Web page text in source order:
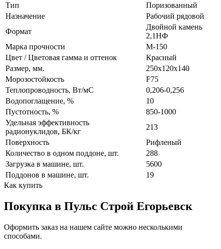
Тип
Поризованный
Назначение
Рабочий рядовой
Формат
Двойной камень
2,1НФ
Марка прочности
М-150
Цвет / Цветовая гамма и оттенок
Красный
Размер, мм.
250х120х140
Морозостойкость
F75
Теплопроводность, Вт/мC
0,206-0,256
Водопоглащение, %
10
Пустотность, %
850-1000
Удельная эффективность
радионуклидов, БК/кг
213
Поверхность
Рифленый
Количество в одном поддоне, шт.
288
Загрузка в машине, шт.
5600
Поддонов в машине, шт.
19
Как купить
Покупка в Пульс Строй Егорьевск
Оформить заказ на нашем сайте можно несколькими
способами.